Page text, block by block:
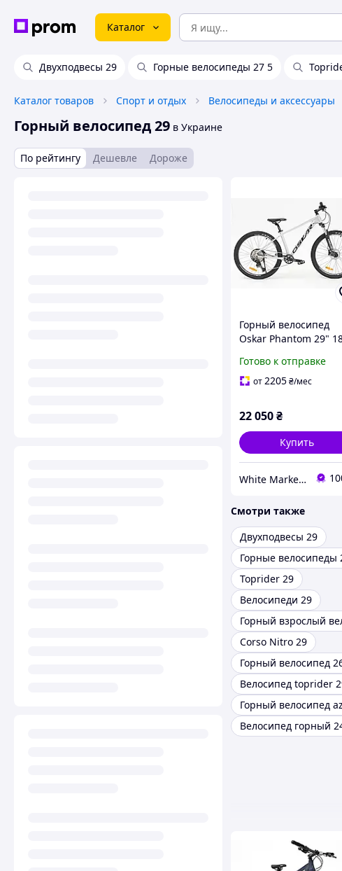
Каталог
Двухподвесы 29 Горные велосипеды 27 5
Каталог товаров Спорт и отдых Велосипеды и аксессуары
Горный велосипед 29 в Украине
По рейтингу Дешевле Дороже
Горный велосипед
Oskar Phantom 29"
матовый,
алюминиевая рама,
тормоза Shimano
MT200
Готово к отправке
от2205₴/мес
22 050₴
Купить
White Market - супермаркет корисних товарів
Смотри также
Двухподвесы 29
Toprider 29
Велосипеди 29
Corso Nitro 29
Горный велосипед
Велосипед toprider
Велосипед горный